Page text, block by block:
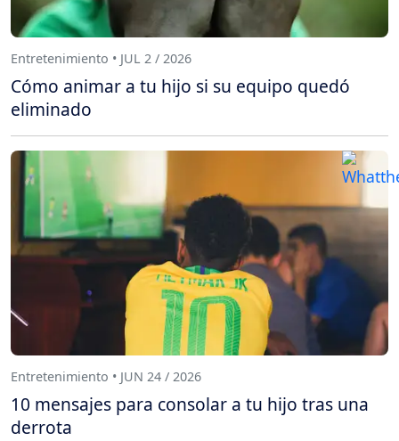
Entretenimiento • JUL 2 / 2026
Cómo animar a tu hijo si su equipo quedó
eliminado
Entretenimiento • JUN 24 / 2026
10 mensajes para consolar a tu hijo tras una
derrota